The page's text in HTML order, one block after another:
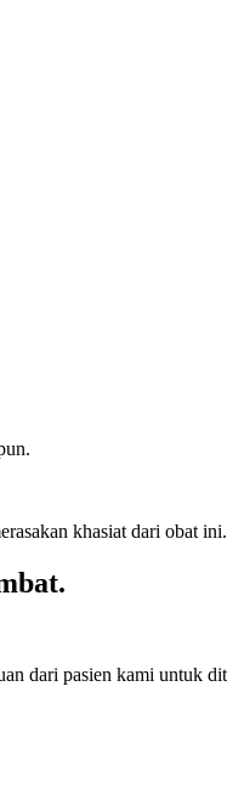
khasiat dari obat ini.
dari pasien kami untuk